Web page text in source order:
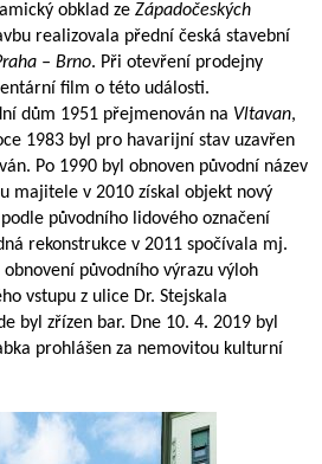
obklad ze Západočeských
realizovala přední česká stavební
– Brno. Při otevření prodejny
film o této události.
dům 1951 přejmenován na Vltavan,
1983 byl pro havarijní stav uzavřen
Po 1990 byl obnoven původní název
majitele v 2010 získal objekt nový
podle původního lidového označení
rekonstrukce v 2011 spočívala mj.
původního výrazu výloh
vstupu z ulice Dr. Stejskala
byl zřízen bar. Dne 10. 4. 2019 byl
prohlášen za nemovitou kulturní